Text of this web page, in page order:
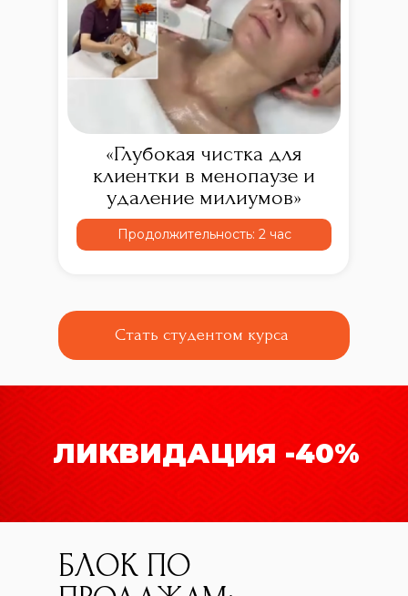
«Глубокая чистка для
клиентки в менопаузе и
удаление милиумов»
Продолжительность: 2 час
Стать студентом курса
ЛИКВИДАЦИЯ -40%
БЛОК ПО